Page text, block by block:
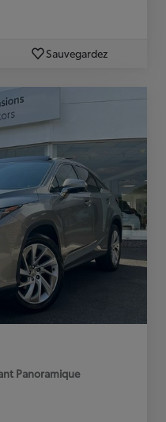
Sauvegardez
Panoramique